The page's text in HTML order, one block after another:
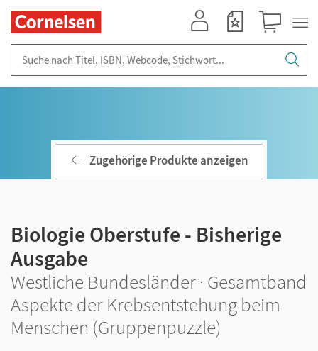
Zugehörige Produkte anzeigen
Biologie Oberstufe - Bisherige
Ausgabe
Westliche Bundesländer · Gesamtband
Aspekte der Krebsentstehung beim
Menschen (Gruppenpuzzle)